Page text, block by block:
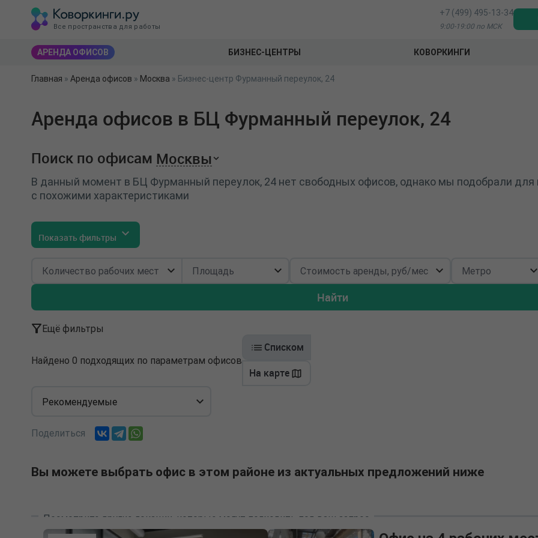
Все пространства для работы
+7 (499) 495-13-34
9:00-19:00 по МСК
АРЕНДА ОФИСОВ БИЗНЕС-ЦЕНТРЫ КОВОРКИНГИ
Главная » Аренда офисов » Москва » Бизнес-центр Фурманный переулок, 24
Аренда офисов в БЦ Фурманный переулок, 24
Поиск по офисам Москвы
В данный момент в БЦ Фурманный переулок, 24 нет свободных офисов, однако мы подобрали
с похожими характеристиками
Показать фильтры
Найти
Ещё фильтры
Найдено 0 подходящих по параметрам офисов
Списком
На карте
Рекомендуемые
Поделиться
Вы можете выбрать офис в этом районе из актуальных предложений ниже
Посмотрите другие локации, которые могут подходить под ваш запрос